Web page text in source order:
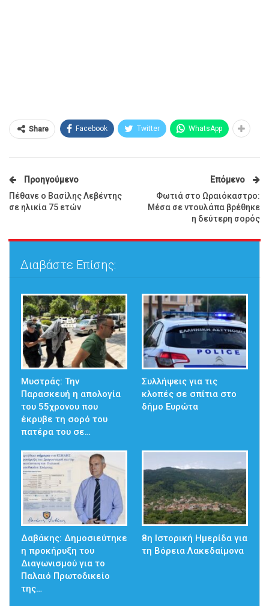
Share Facebook Twitter WhatsApp
Προηγούμενο
Πέθανε ο Βασίλης Λεβέντης
σε ηλικία 75 ετών
Επόμενο
Φωτιά στο Ωραιόκαστρο:
Μέσα σε ντουλάπα βρέθηκε
η δεύτερη σορός
Διαβάστε Επίσης:
Μυστράς: Την
Παρασκευή η απολογία
του 55χρονου που
έκρυβε τη σορό του
πατέρα του σε…
Συλλήψεις για τις
κλοπές σε σπίτια στο
δήμο Ευρώτα
Δαβάκης: Δημοσιεύτηκε
η προκήρυξη του
Διαγωνισμού για το
Παλαιό Πρωτοδικείο
της…
8η Ιστορική Ημερίδα για
τη Βόρεια Λακεδαίμονα